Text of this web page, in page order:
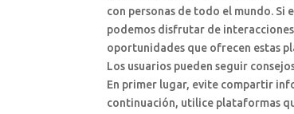
con personas de todo el mundo. Si
podemos disfrutar de
oportunidades que ofrecen estas
Los usuarios pueden seguir
En primer lugar, evite compartir
continuación, utilice plataformas